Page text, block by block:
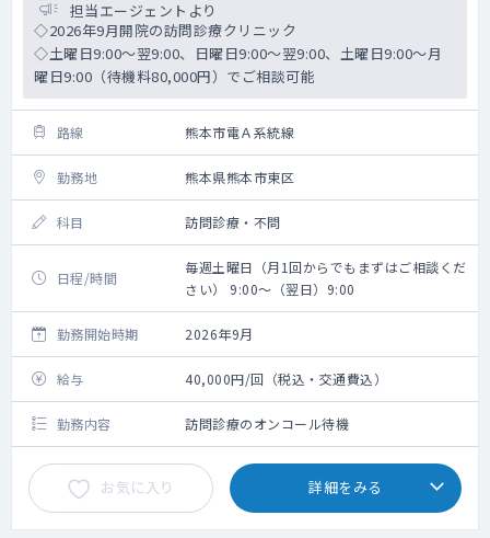
担当エージェントより
◇2026年9月開院の訪問診療クリニック
◇土曜日9:00～翌9:00、日曜日9:00～翌9:00、土曜日9:00～月
曜日9:00（待機料80,000円）でご相談可能
路線 熊本市電Ａ系統線
勤務地 熊本県熊本市東区
科目 訪問診療・不問
日程/時間
毎週土曜日（月1回からでもまずはご相談くだ
さい） 9:00～（翌日）9:00
勤務開始時期 2026年9月
給与 40,000円/回（税込・交通費込）
勤務内容 訪問診療のオンコール待機
お気に入り 詳細をみる